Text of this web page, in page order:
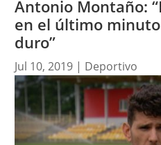
Antonio Montaño:
en el último
duro”
Jul 10, 2019| Deportivo